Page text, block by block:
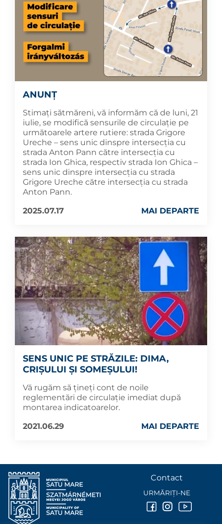
ANUNȚ
Stimați sătmăreni, vă informăm că de luni, 21
iulie, se modifică sensurile de circulație pe
următoarele artere rutiere: strada Grigore
Ureche – sens unic dinspre intersecția cu
strada Anton Pann către intersecția cu
strada Ion Ghica, respectiv strada Ion Ghica –
sens unic dinspre intersecția cu strada
Grigore Ureche către intersecția cu strada
Anton Pann.
2025.07.17
MAI DEPARTE
SENS UNIC PE STRĂZILE: DIMA,
CRIȘULUI ȘI SOMEȘULUI!
Vă rugăm să țineți cont de noile
reglementări de circulație imediat după
montarea indicatoarelor.
2021.06.29
MAI DEPARTE
Contact
URMĂRIȚI-NE